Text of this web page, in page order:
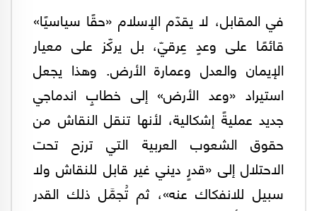
في المقابل، لا يقدّم الإسلام «حقًا سياسيًا»
قائمًا على وعدٍ عِرقيّ، بل يركّز على معيار
الإيمان والعدل وعمارة الأرض. وهذا يجعل
استيراد «وعد الأرض» إلى خطابٍ اندماجي
جديد عمليةً إشكالية، لأنها تنقل النقاش من
حقوق الشعوب العربية التي ترزح تحت
الاحتلال إلى «قدرٍ ديني غير قابل للنقاش ولا
سبيل للانفكاك عنه»، ثم تُجمَّل ذلك القدر